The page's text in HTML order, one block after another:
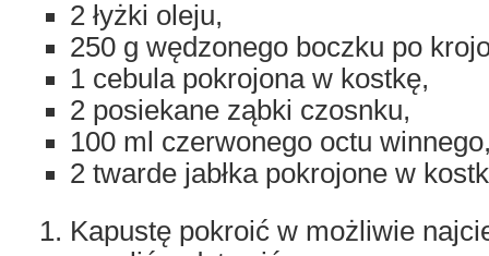
2 łyżki oleju,
250 g wędzonego boczku po
1 cebula pokrojona w kostkę,
2 posiekane ząbki czosnku,
100 ml czerwonego octu
2 twarde jabłka pokrojone w
Kapustę pokroić w możliwie